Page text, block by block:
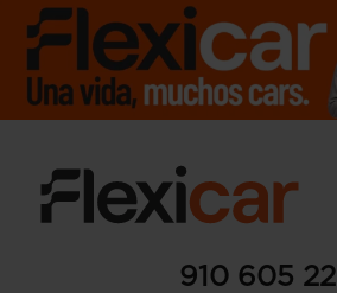
910 605